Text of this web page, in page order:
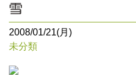
雪
2008/01/21(月)
未分類